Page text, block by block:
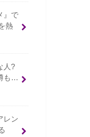
』で
熱
人?
も…
レン